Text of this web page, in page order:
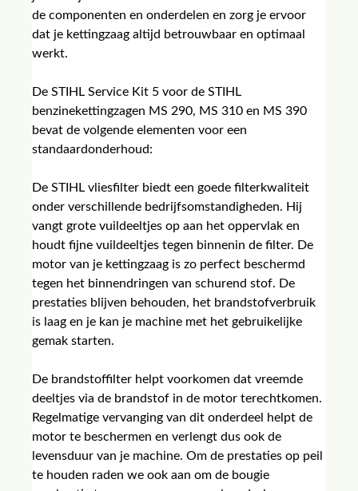
de componenten en onderdelen en zorg je ervoor
dat je kettingzaag altijd betrouwbaar en optimaal
werkt.
De STIHL Service Kit 5 voor de STIHL
benzinekettingzagen MS 290, MS 310 en MS 390
bevat de volgende elementen voor een
standaardonderhoud:
De STIHL vliesfilter biedt een goede filterkwaliteit
onder verschillende bedrijfsomstandigheden. Hij
vangt grote vuildeeltjes op aan het oppervlak en
houdt fijne vuildeeltjes tegen binnenin de filter. De
motor van je kettingzaag is zo perfect beschermd
tegen het binnendringen van schurend stof. De
prestaties blijven behouden, het brandstofverbruik
is laag en je kan je machine met het gebruikelijke
gemak starten.
De brandstoffilter helpt voorkomen dat vreemde
deeltjes via de brandstof in de motor terechtkomen.
Regelmatige vervanging van dit onderdeel helpt de
motor te beschermen en verlengt dus ook de
levensduur van je machine. Om de prestaties op peil
te houden raden we ook aan om de bougie